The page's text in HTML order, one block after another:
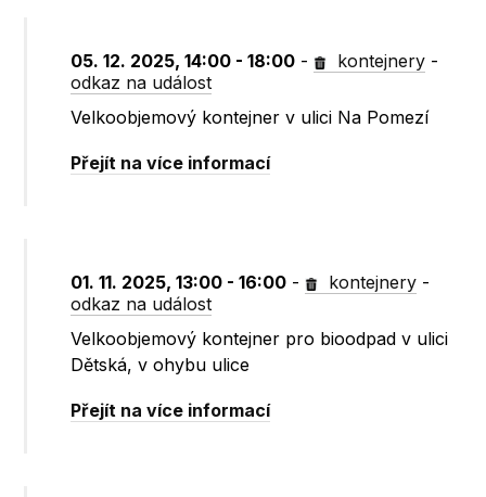
05. 12. 2025, 14:00 - 18:00 - kontejnery -
odkaz na událost
Velkoobjemový kontejner v ulici Na Pomezí
Přejít na více informací
01. 11. 2025, 13:00 - 16:00 - kontejnery -
odkaz na událost
Velkoobjemový kontejner pro bioodpad v ulici
Dětská, v ohybu ulice
Přejít na více informací